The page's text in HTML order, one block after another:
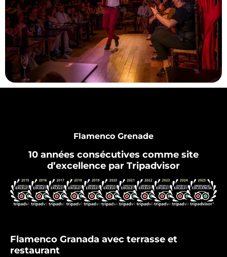
Flamenco Grenade
10 années consécutives comme site
d’excellence par Tripadvisor
Flamenco Granada avec terrasse et
restaurant